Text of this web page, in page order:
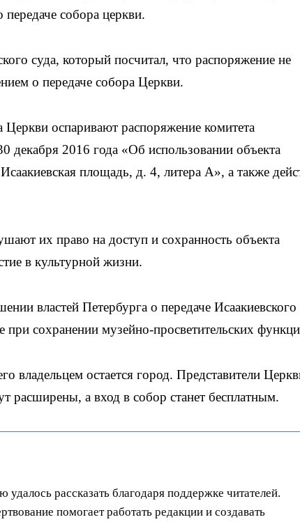
собора церкви.
суда, который посчитал, что распоряжение не
о передаче собора Церкви.
оспаривают распоряжение комитета
2016 года «Об использовании объекта
площадь, д. 4, литера А», а также
их право на доступ и сохранность объекта
в культурной жизни.
властей Петербурга о передаче Исаакиевского
при сохранении музейно-просветительских
владельцем остается город. Представители
расширены, а вход в собор станет бесплатным.
рассказать благодаря поддержке читателей.
помогает работать редакции и создавать